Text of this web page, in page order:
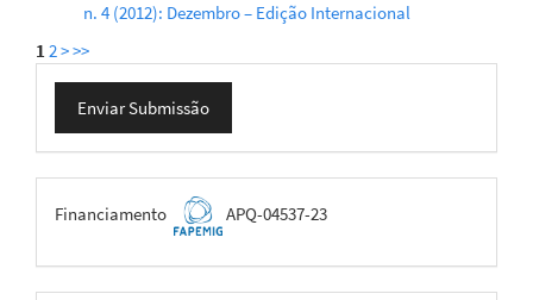
n. 4 (2012): Dezembro – Edição Internacional
1 2>>>
Enviar
Submissão
Enviar Submissão
FAPEMIG
Financiamento APQ-04537-23